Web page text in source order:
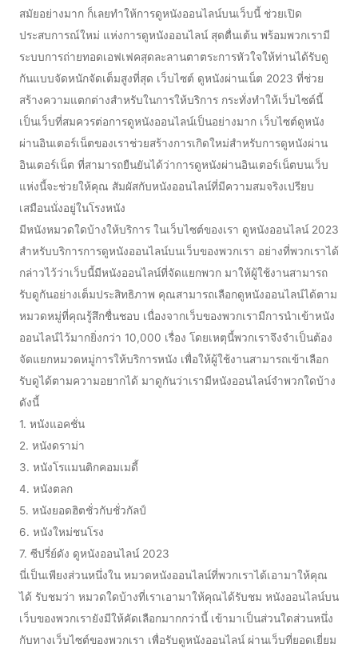
สมัยอย่างมาก ก็เลยทำให้การดูหนังออนไลน์บนเว็บนี้ ช่วยเปิด
ประสบการณ์ใหม่ แห่งการดูหนังออนไลน์ สุดตื่นเต้น พร้อมพวกเรามี
ระบบการถ่ายทอดเอฟเฟคสุดละลานตาตระการหัวใจให้ท่านได้รับดู
กันแบบจัดหนักจัดเต็มสูงที่สุด เว็บไซต์ ดูหนังผ่านเน็ต 2023 ที่ช่วย
สร้างความแตกต่างสำหรับในการให้บริการ กระทั่งทำให้เว็บไซต์นี้
เป็นเว็บที่สมควรต่อการดูหนังออนไลน์เป็นอย่างมาก เว็บไซต์ดูหนัง
ผ่านอินเตอร์เน็ตของเราช่วยสร้างการเกิดใหม่สำหรับการดูหนังผ่าน
อินเตอร์เน็ต ที่สามารถยืนยันได้ว่าการดูหนังผ่านอินเตอร์เน็ตบนเว็บ
แห่งนี้จะช่วยให้คุณ สัมผัสกับหนังออนไลน์ที่มีความสมจริงเปรียบ
เสมือนนั่งอยู่ในโรงหนัง
มีหนังหมวดใดบ้างให้บริการ ในเว็บไซต์ของเรา ดูหนังออนไลน์ 2023
สำหรับบริการการดูหนังออนไลน์บนเว็บของพวกเรา อย่างที่พวกเราได้
กล่าวไว้ว่าเว็บนี้มีหนังออนไลน์ที่จัดแยกพวก มาให้ผู้ใช้งานสามารถ
รับดูกันอย่างเต็มประสิทธิภาพ คุณสามารถเลือกดูหนังออนไลน์ได้ตาม
หมวดหมู่ที่คุณรู้สึกชื่นชอบ เนื่องจากเว็บของพวกเรามีการนำเข้าหนัง
ออนไลน์ไว้มากยิ่งกว่า 10,000 เรื่อง โดยเหตุนี้พวกเราจึงจำเป็นต้อง
จัดแยกหมวดหมู่การให้บริการหนัง เพื่อให้ผู้ใช้งานสามารถเข้าเลือก
รับดูได้ตามความอยากได้ มาดูกันว่าเรามีหนังออนไลน์จำพวกใดบ้าง
ดังนี้
1. หนังแอคชั่น
2. หนังดราม่า
3. หนังโรแมนติกคอมเมดี้
4. หนังตลก
5. หนังยอดฮิตชั่วกับชั่วกัลป์
6. หนังใหม่ชนโรง
7. ซีปรี่ย์ดัง ดูหนังออนไลน์ 2023
นี่เป็นเพียงส่วนหนึ่งใน หมวดหนังออนไลน์ที่พวกเราได้เอามาให้คุณ
ได้ รับชมว่า หมวดใดบ้างที่เราเอามาให้คุณได้รับชม หนังออนไลน์บน
เว็บของพวกเรายังมีให้คัดเลือกมากกว่านี้ เข้ามาเป็นส่วนใดส่วนหนึ่ง
กับทางเว็บไซต์ของพวกเรา เพื่อรับดูหนังออนไลน์ ผ่านเว็บที่ยอดเยี่ยม